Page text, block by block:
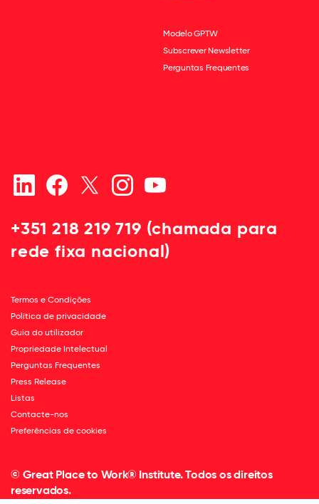
Modelo GPTW
Subscrever Newsletter
Perguntas Frequentes
+351 218 219 719 (chamada para
rede fixa nacional)
Termos e Condições
Política de privacidade
Guia do utilizador
Propriedade Intelectual
Perguntas Frequentes
Press Release
Listas
Contacte-nos
Preferências de cookies
© Great Place to Work® Institute. Todos os direitos
reservados.